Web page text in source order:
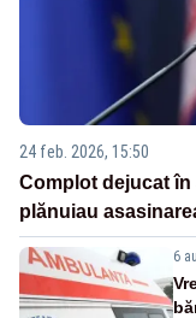
24 feb. 2026, 15:50
Complot dejucat
plănuiau
6